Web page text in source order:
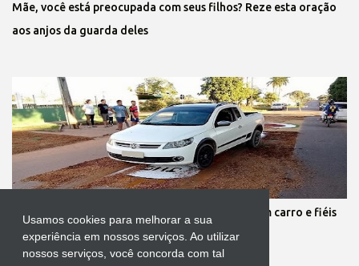
Usamos cookies para melhorar a sua
experiência em nossos serviços. Ao utilizar
nossos serviços, você concorda com tal
Mãe, você está preocupada com seus filhos? Reze esta oração
aos anjos da guarda deles
Protestante destrói tapete de Corpus Christi com carro e fiéis
se revoltam